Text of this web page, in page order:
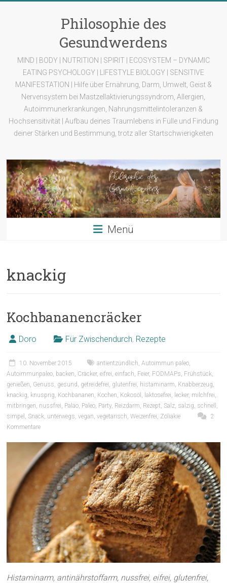
Philosophie des
Gesundwerdens
MIND | BODY | NUTRITION | SPIRIT | ECOSYSTEM – DYNAMIC
EATING PSYCHOLOGY | LIFESTYLE BIOLOGY | SENSITIVE
MANIFESTATION | Hilfe über Ernährung, Darm, Umwelt, Geist &
Nervensystem bei Mastzellaktivierungssyndrom, Allergien,
Autoimmunerkrankungen, Nahrungsmittelintoleranzen &
Hochsensitivität | Aufbau deines Traumlebens in Fülle und Findung
deiner Stärken und Bestimmung, trotz aller Startschwierigkeiten
Menü
knackig
Kochbananencräcker
Doro Für Zwischendurch, Rezepte
10. November 2015 antientzündlich,Autoimmun paleo,
Autoimmunpaleo, backen, Cräcker,eifrei,einfach, Feier, FODMAPs, Frühstück,
genießen, Genuss, gesund , getreidefrei, glutenfrei, histaminarm, Knabberzeug,
knackig, knusprig, Kochbananen, Kochen, Kokosöl , laktosefrei, lecker, milchfrei,
mitbringen, nussfrei, Paläo, Paleo, Party, Reizdarm, Rezept, Salz, salzig, schnell ,
simpel , Snack, unterwegs,vegan,vegetarisch,Weizenfrei, Zöliakie
2
Kommentare
Histaminarm, antinährstoffarm, nussfrei, eifrei, glutenfrei,